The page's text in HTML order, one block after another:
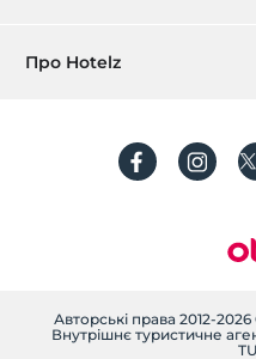
Питання що часто
зареєструватися
Зареєструйте свою
Про Hotelz
текст уточнення
Авторські права 2012-
Внутрішнє туристичне